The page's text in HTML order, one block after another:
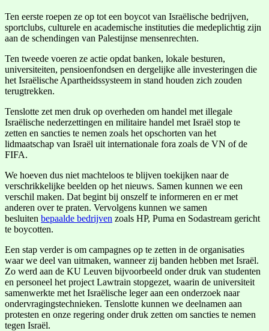
Ten eerste roepen ze op tot een boycot van Israëlische bedrijven,
sportclubs, culturele en academische instituties die medeplichtig zijn
aan de schendingen van Palestijnse mensenrechten.
Ten tweede voeren ze actie opdat banken, lokale besturen,
universiteiten, pensioenfondsen en dergelijke alle investeringen die
het Israëlische Apartheidssysteem in stand houden zich zouden
terugtrekken.
Tenslotte zet men druk op overheden om handel met illegale
Israëlische nederzettingen en militaire handel met Israël stop te
zetten en sancties te nemen zoals het opschorten van het
lidmaatschap van Israël uit internationale fora zoals de VN of de
FIFA.
We hoeven dus niet machteloos te blijven toekijken naar de
verschrikkelijke beelden op het nieuws. Samen kunnen we een
verschil maken. Dat begint bij onszelf te informeren en er met
anderen over te praten. Vervolgens kunnen we samen
besluiten bepaalde bedrijven zoals HP, Puma en Sodastream gericht
te boycotten.
Een stap verder is om campagnes op te zetten in de organisaties
waar we deel van uitmaken, wanneer zij banden hebben met Israël.
Zo werd aan de KU Leuven bijvoorbeeld onder druk van studenten
en personeel het project Lawtrain stopgezet, waarin de universiteit
samenwerkte met het Israëlische leger aan een onderzoek naar
ondervragingstechnieken. Tenslotte kunnen we deelnamen aan
protesten en onze regering onder druk zetten om sancties te nemen
tegen Israël.